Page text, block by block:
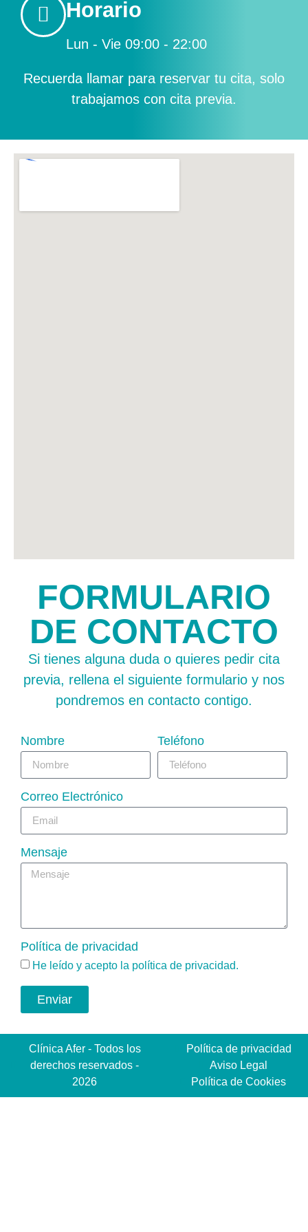
Horario
Lun - Vie 09:00 - 22:00
Recuerda llamar para reservar tu cita, solo
trabajamos con cita previa.
FORMULARIO
DE CONTACTO
Si tienes alguna duda o quieres pedir cita
previa, rellena el siguiente formulario y nos
pondremos en contacto contigo.
Nombre Teléfono
Correo Electrónico
Mensaje
Política de privacidad
He leído y acepto la política de privacidad.
Enviar
Clínica Afer - Todos los
derechos reservados -
2026
Política de privacidad
Aviso Legal
Política de Cookies